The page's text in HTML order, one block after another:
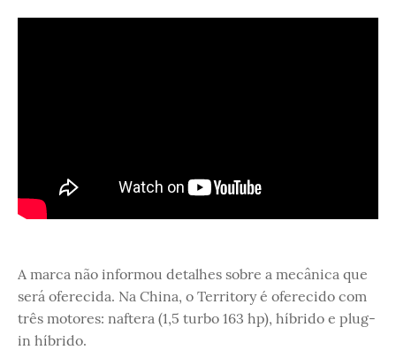
A marca não informou detalhes sobre a mecânica que
será oferecida. Na China, o Territory é oferecido com
três motores: naftera (1,5 turbo 163 hp), híbrido e plug-
in híbrido.